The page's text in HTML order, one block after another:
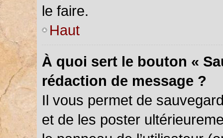
le faire.
Haut
À quoi sert le bouton «
rédaction de message ?
Il vous permet de
et de les poster